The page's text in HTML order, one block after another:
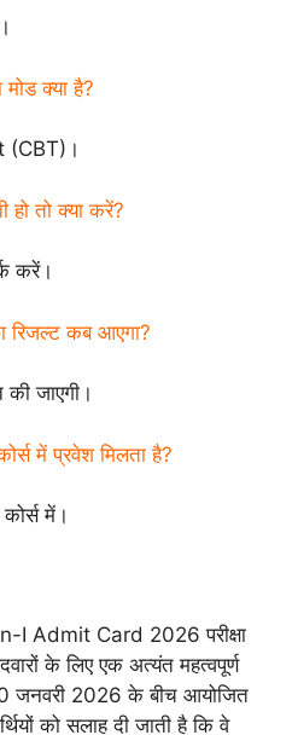
क्या है?
(CBT)।
तो क्या करें?
करें।
कब आएगा?
जाएगी।
में प्रवेश मिलता है?
में।
I Admit Card 2026 परीक्षा
के लिए एक अत्यंत महत्वपूर्ण
जनवरी 2026 के बीच आयोजित
को सलाह दी जाती है कि वे